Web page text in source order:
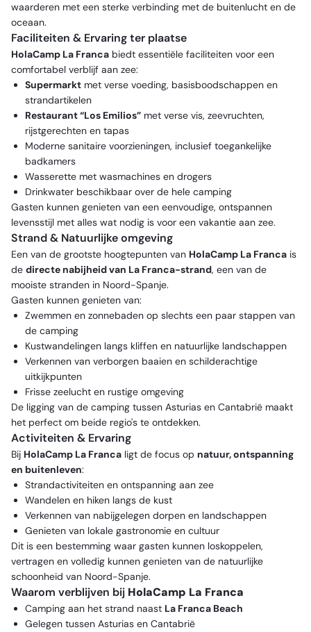
waarderen met een sterke verbinding met de buitenlucht en de
oceaan.
Faciliteiten & Ervaring ter plaatse
HolaCamp La Franca biedt essentiële faciliteiten voor een
comfortabel verblijf aan zee:
Supermarkt met verse voeding, basisboodschappen en
strandartikelen
Restaurant “Los Emilios” met verse vis, zeevruchten,
rijstgerechten en tapas
Moderne sanitaire voorzieningen, inclusief toegankelijke
badkamers
Wasserette met wasmachines en drogers
Drinkwater beschikbaar over de hele camping
Gasten kunnen genieten van een eenvoudige, ontspannen
levensstijl met alles wat nodig is voor een vakantie aan zee.
Strand & Natuurlijke omgeving
Een van de grootste hoogtepunten van HolaCamp La Franca is
de directe nabijheid van La Franca-strand, een van de
mooiste stranden in Noord-Spanje.
Gasten kunnen genieten van:
Zwemmen en zonnebaden op slechts een paar stappen van
de camping
Kustwandelingen langs kliffen en natuurlijke landschappen
Verkennen van verborgen baaien en schilderachtige
uitkijkpunten
Frisse zeelucht en rustige omgeving
De ligging van de camping tussen Asturias en Cantabrië maakt
het perfect om beide regio's te ontdekken.
Activiteiten & Ervaring
Bij HolaCamp La Franca ligt de focus op natuur, ontspanning
en buitenleven:
Strandactiviteiten en ontspanning aan zee
Wandelen en hiken langs de kust
Verkennen van nabijgelegen dorpen en landschappen
Genieten van lokale gastronomie en cultuur
Dit is een bestemming waar gasten kunnen loskoppelen,
vertragen en volledig kunnen genieten van de natuurlijke
schoonheid van Noord-Spanje.
Waarom verblijven bij HolaCamp La Franca
Camping aan het strand naast La Franca Beach
Gelegen tussen Asturias en Cantabrië